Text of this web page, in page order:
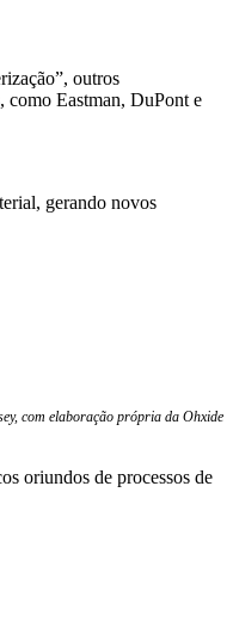
outros
como Eastman, DuPont e
gerando novos
com elaboração própria da Ohxide
oriundos de processos de